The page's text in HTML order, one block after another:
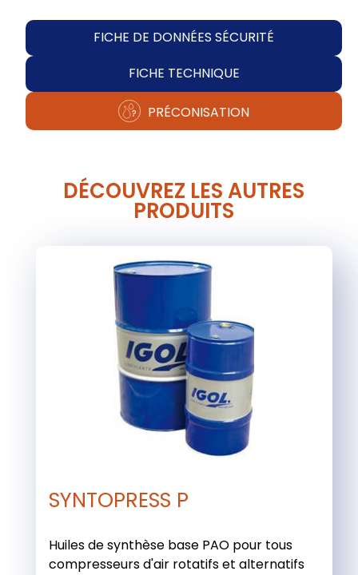
FICHE DE DONNÉES SÉCURITÉ
FICHE TECHNIQUE
PRÉCONISATION
DÉCOUVREZ LES AUTRES
PRODUITS
SYNTOPRESS P
Huiles de synthèse base PAO pour tous
compresseurs d'air rotatifs et alternatifs